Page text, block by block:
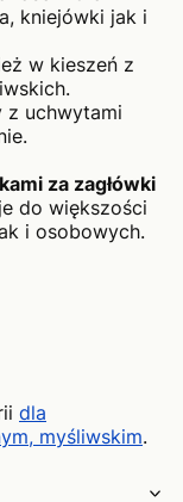
kniejówki jak i
w kieszeń z
z uchwytami
za zagłówki
do większości
i osobowych.
dla
myśliwskim.